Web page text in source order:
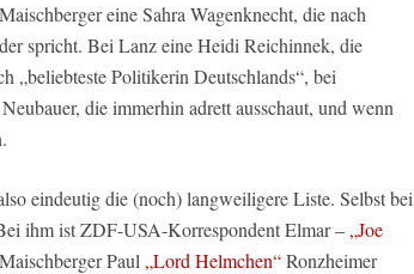
eine Sahra Wagenknecht, die nach
spricht. Bei Lanz eine Heidi Reichinnek, die
„beliebteste Politikerin Deutschlands“, bei
die immerhin adrett ausschaut, und wenn
eindeutig die (noch) langweiligere Liste. Selbst bei
ihm ist ZDF-USA-Korrespondent Elmar –„Joe
Paul„Lord Helmchen“Ronzheimer